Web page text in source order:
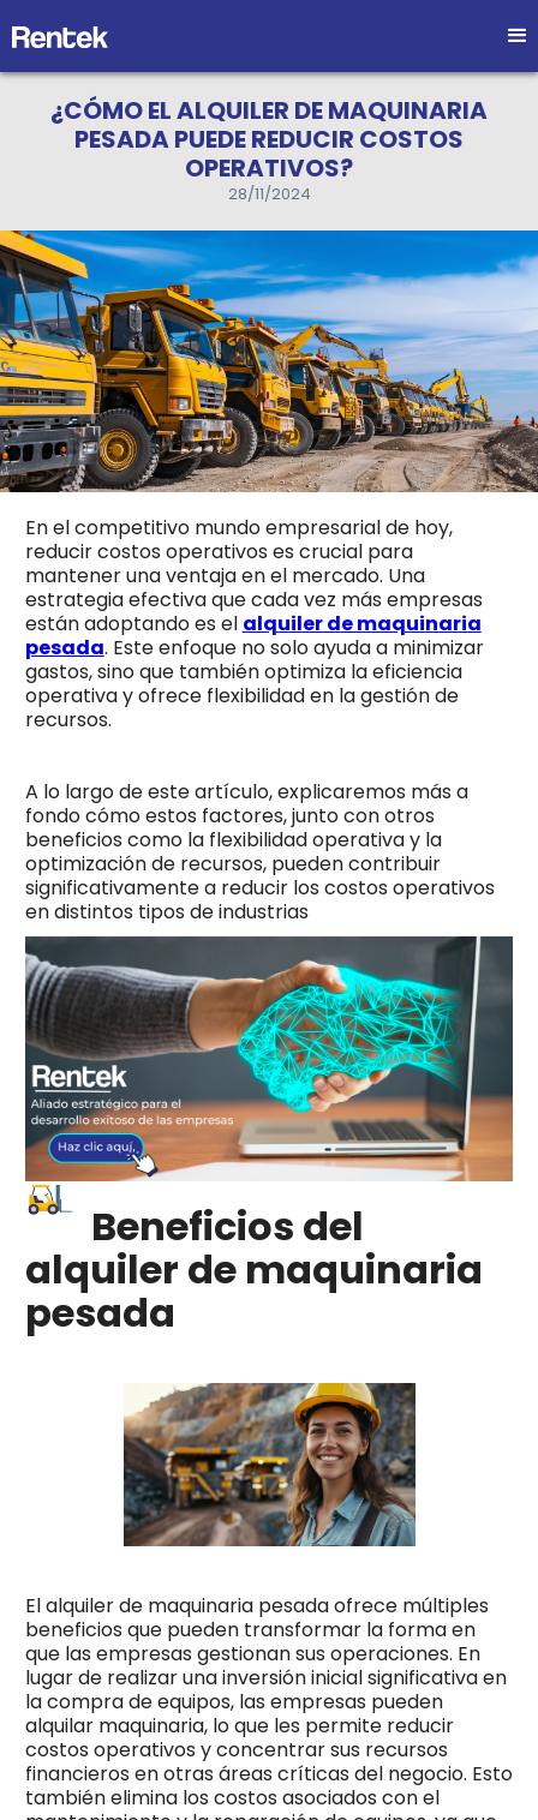
¿CÓMO EL ALQUILER DE MAQUINARIA
PESADA PUEDE REDUCIR COSTOS
OPERATIVOS?
28/11/2024
En el competitivo mundo empresarial de hoy,
reducir costos operativos es crucial para
mantener una ventaja en el mercado. Una
estrategia efectiva que cada vez más empresas
están adoptando es el alquiler de maquinaria
pesada. Este enfoque no solo ayuda a minimizar
gastos, sino que también optimiza la eficiencia
operativa y ofrece flexibilidad en la gestión de
recursos.
A lo largo de este artículo, explicaremos más a
fondo cómo estos factores, junto con otros
beneficios como la flexibilidad operativa y la
optimización de recursos, pueden contribuir
significativamente a reducir los costos operativos
en distintos tipos de industrias
Beneficios del
alquiler de maquinaria
pesada
El alquiler de maquinaria pesada ofrece múltiples
beneficios que pueden transformar la forma en
que las empresas gestionan sus operaciones. En
lugar de realizar una inversión inicial significativa en
la compra de equipos, las empresas pueden
alquilar maquinaria, lo que les permite reducir
costos operativos y concentrar sus recursos
financieros en otras áreas críticas del negocio. Esto
también elimina los costos asociados con el